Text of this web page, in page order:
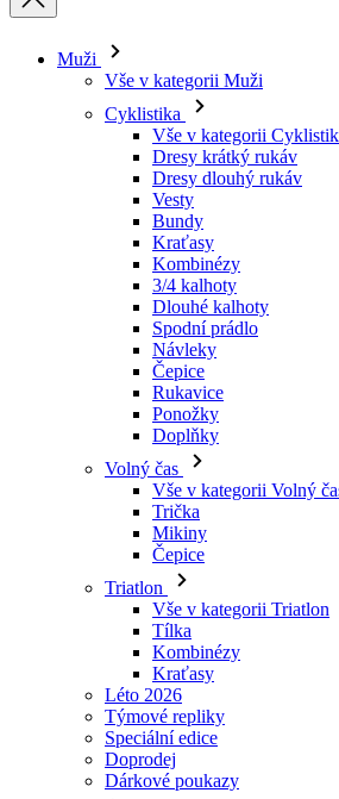
Dresy dlouhý rukáv
Vesty
Bundy
Kraťasy
Kombinézy
3/4 kalhoty
Dlouhé kalhoty
Spodní prádlo
Návleky
Čepice
Rukavice
Ponožky
Doplňky
Volný čas
Vše v kategorii Volný čas
Trička
Mikiny
Čepice
Triatlon
Vše v kategorii Triatlon
Tílka
Kombinézy
Kraťasy
Léto 2026
Týmové repliky
Speciální edice
Doprodej
Dárkové poukazy
Ženy
Vše v kategorii Ženy
Cyklistika
Vše v kategorii Cyklistika